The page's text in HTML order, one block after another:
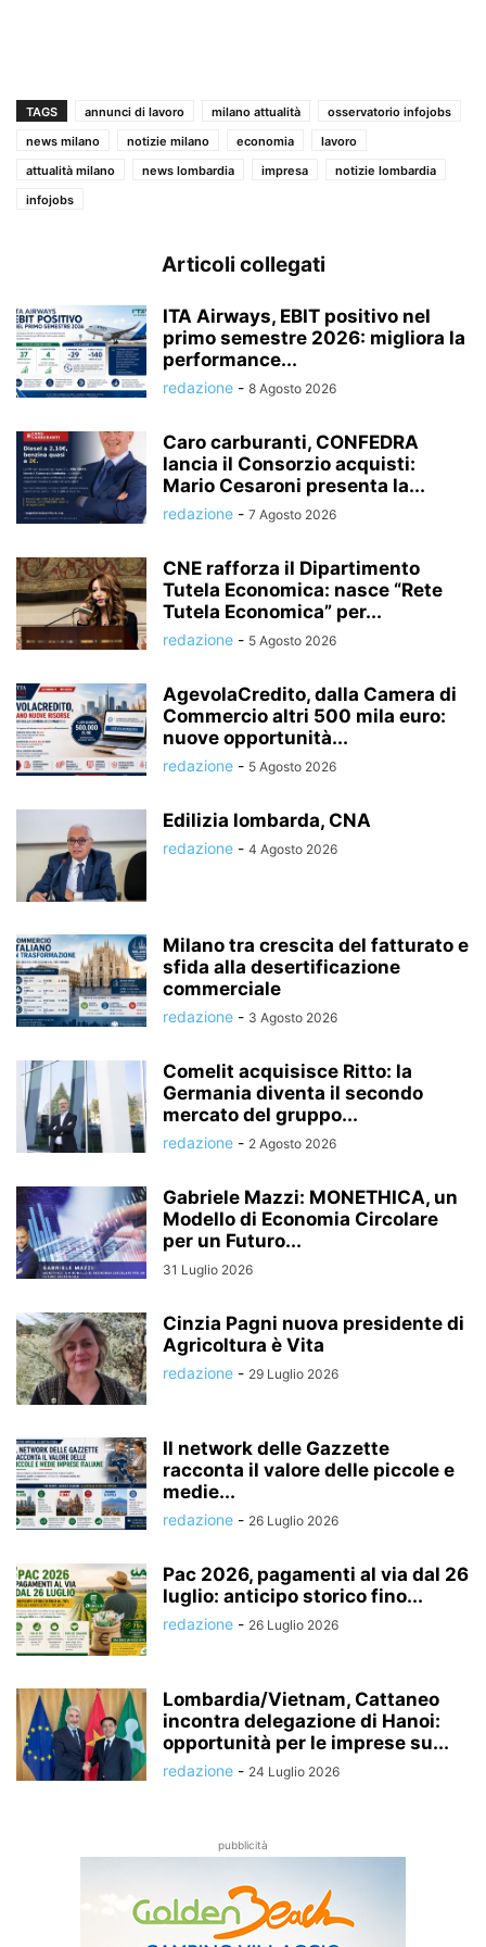
TAGS annunci di lavoro milano attualità
osservatorio infojobs
news milano
notizie milano economia
lavoro
attualità milano
news lombardia impresa
notizie lombardia
infojobs
Articoli collegati
ITA Airways, EBIT positivo nel
primo semestre 2026: migliora la
performance...
redazione - 8 Agosto 2026
Caro carburanti, CONFEDRA
lancia il Consorzio acquisti:
Mario Cesaroni presenta la...
redazione - 7 Agosto 2026
CNE rafforza il Dipartimento
Tutela Economica: nasce “Rete
Tutela Economica” per...
redazione - 5 Agosto 2026
AgevolaCredito, dalla Camera di
Commercio altri 500 mila euro:
nuove opportunità...
redazione - 5 Agosto 2026
Edilizia lombarda, CNA
redazione - 4 Agosto 2026
Milano tra crescita del fatturato e
sfida alla desertificazione
commerciale
redazione - 3 Agosto 2026
Comelit acquisisce Ritto: la
Germania diventa il secondo
mercato del gruppo...
redazione - 2 Agosto 2026
Gabriele Mazzi: MONETHICA, un
Modello di Economia Circolare
per un Futuro...
31 Luglio 2026
Cinzia Pagni nuova presidente di
Agricoltura è Vita
redazione - 29 Luglio 2026
Il network delle Gazzette
racconta il valore delle piccole e
medie...
redazione - 26 Luglio 2026
Pac 2026, pagamenti al via dal 26
luglio: anticipo storico fino...
redazione - 26 Luglio 2026
Lombardia/Vietnam, Cattaneo
incontra delegazione di Hanoi:
opportunità per le imprese su...
redazione - 24 Luglio 2026
pubblicità